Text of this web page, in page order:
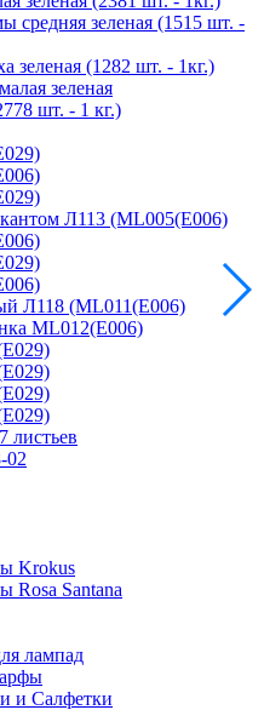
средняя зеленая (1515 шт. -
зеленая (1282 шт. - 1кг.)
зеленая
шт. - 1 кг.)
Л113 (ML005(E006)
Л118 (ML011(E006)
ML012(E006)
листьев
02
Krokus
Rosa Santana
лампад
и Салфетки